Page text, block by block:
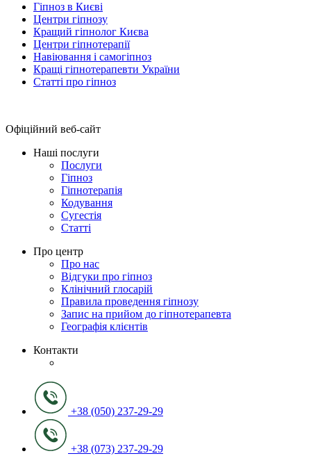
Гіпноз в Києві
Центри гіпнозу
Кращий гіпнолог Києва
Центри гіпнотерапії
Навіювання і самогіпноз
Кращі гіпнотерапевти України
Статті про гіпноз
Офіційний веб-сайт
Наші послуги
Послуги
Гіпноз
Гіпнотерапія
Кодування
Сугестія
Статті
Про центр
Про нас
Відгуки про гіпноз
Клінічний глосарій
Правила проведення гіпнозу
Запис на прийом до гіпнотерапевта
Географія клієнтів
Контакти
+38 (050) 237-29-29
+38 (073) 237-29-29